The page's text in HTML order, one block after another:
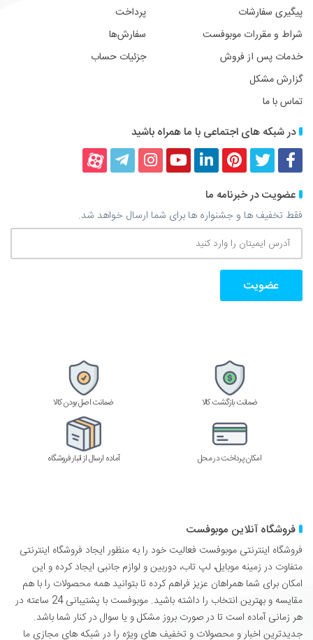
پیگیری سفارشات
شراط و مقررات موبوفست
خدمات پس از فروش
گزارش مشکل
تماس با ما
پرداخت
سفارش‌ها
جزئیات حساب
در شبکه های اجتماعی با ما همراه باشید
فیسبوکتوییترپینترستلینکداینیوتیوباینستاگرام
تلگرام آپارات
عضویت در خبرنامه ما
فقط تخفیف ها و جشنواره ها برای شما ارسال خواهد شد.
آدرس
ایمیتان
را
ضمانت بازگشت کالا ضمانت اصل بودن کالا
امکان پرداخت در محل آماده ارسال از انبار فروشگاه
فروشگاه آنلاین موبوفست
فروشگاه اینترنتی موبوفست فعالیت خود را به منظور ایجاد فروشگاه اینترنتی
متفاوت در زمینه موبایل، لپ تاب، دوربین و لوازم جانبی ایجاد کرده و این
امکان برای شما همراهان عزیز فراهم کرده تا بتوانید همه محصولات را با هم
مقایسه و بهترین انتخاب را داشته باشید. موبوفست با پشتیبانی 24 ساعته در
هر زمانی آماده است تا در صورت بروز مشکل و یا سوال در کنار شما باشد.
جدیدترین اخبار و محصولات و تخفیف های ویژه را در شبکه های مجازی ما